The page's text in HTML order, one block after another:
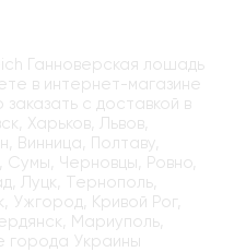
Ганноверская лошадь
в интернет-магазине
с доставкой в
Харьков, Львов,
Винница, Полтаву,
Черновцы, Ровно,
Луцк, Тернополь,
Ужгород, Кривой Рог,
Мариуполь,
города Украины